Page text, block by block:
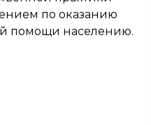
по оказанию
помощи населению.